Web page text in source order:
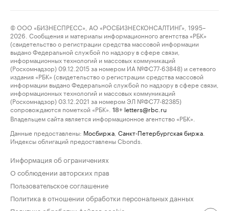
© ООО «БИЗНЕСПРЕСС», АО «РОСБИЗНЕСКОНСАЛТИНГ», 1995–
2026. Сообщения и материалы информационного агентства «РБК»
(свидетельство о регистрации средства массовой информации
выдано Федеральной службой по надзору в сфере связи,
информационных технологий и массовых коммуникаций
(Роскомнадзор) 09.12.2015 за номером ИА №ФС77-63848) и сетевого
издания «РБК» (свидетельство о регистрации средства массовой
информации выдано Федеральной службой по надзору в сфере связи,
информационных технологий и массовых коммуникаций
(Роскомнадзор) 03.12.2021 за номером ЭЛ №ФС77-82385)
сопровождаются пометкой «РБК».
18+ letters@rbc.ru
Владельцем сайта является информационное агентство «РБК».
Данные предоставлены: Мосбиржа Санкт-Петербургская биржа
Индексы облигаций предоставлены Cbonds.
Информация об ограничениях
О соблюдении авторских прав
Пользовательское соглашение
Политика в отношении обработки персональных данных